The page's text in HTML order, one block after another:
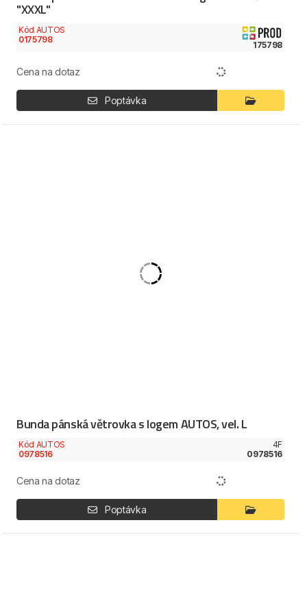
"XXXL"
Kód AUTOS
0175798
175798
Cena na dotaz
Poptávka
Bunda pánská větrovka s logem AUTOS, vel. L
Kód AUTOS
0978516
4F
0978516
Cena na dotaz
Poptávka